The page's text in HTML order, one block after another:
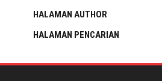
HALAMAN AUTHOR
HALAMAN PENCARIAN